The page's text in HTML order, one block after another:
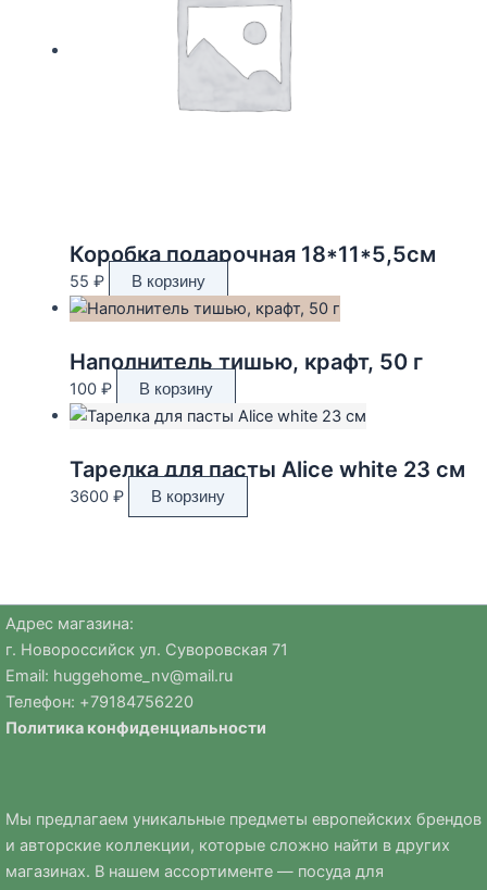
Коробка подарочная 18*11*5,5см
55 ₽ В корзину
Наполнитель тишью, крафт, 50 г
100 ₽ В корзину
Тарелка для пасты Alice white 23 см
3600 ₽ В корзину
Адрес магазина:
г. Новороссийск ул. Суворовская 71
Email: huggehome_nv@mail.ru
Телефон: +79184756220
Политика конфиденциальности
Мы предлагаем уникальные предметы европейских брендов
и авторские коллекции, которые сложно найти в других
магазинах. В нашем ассортименте — посуда для